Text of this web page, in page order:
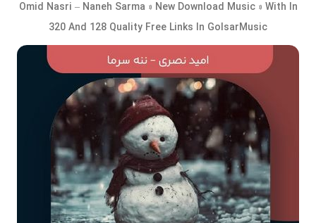
Omid Nasri – Naneh Sarma » New Download Music » With In
320 And 128 Quality Free Links In GolsarMusic